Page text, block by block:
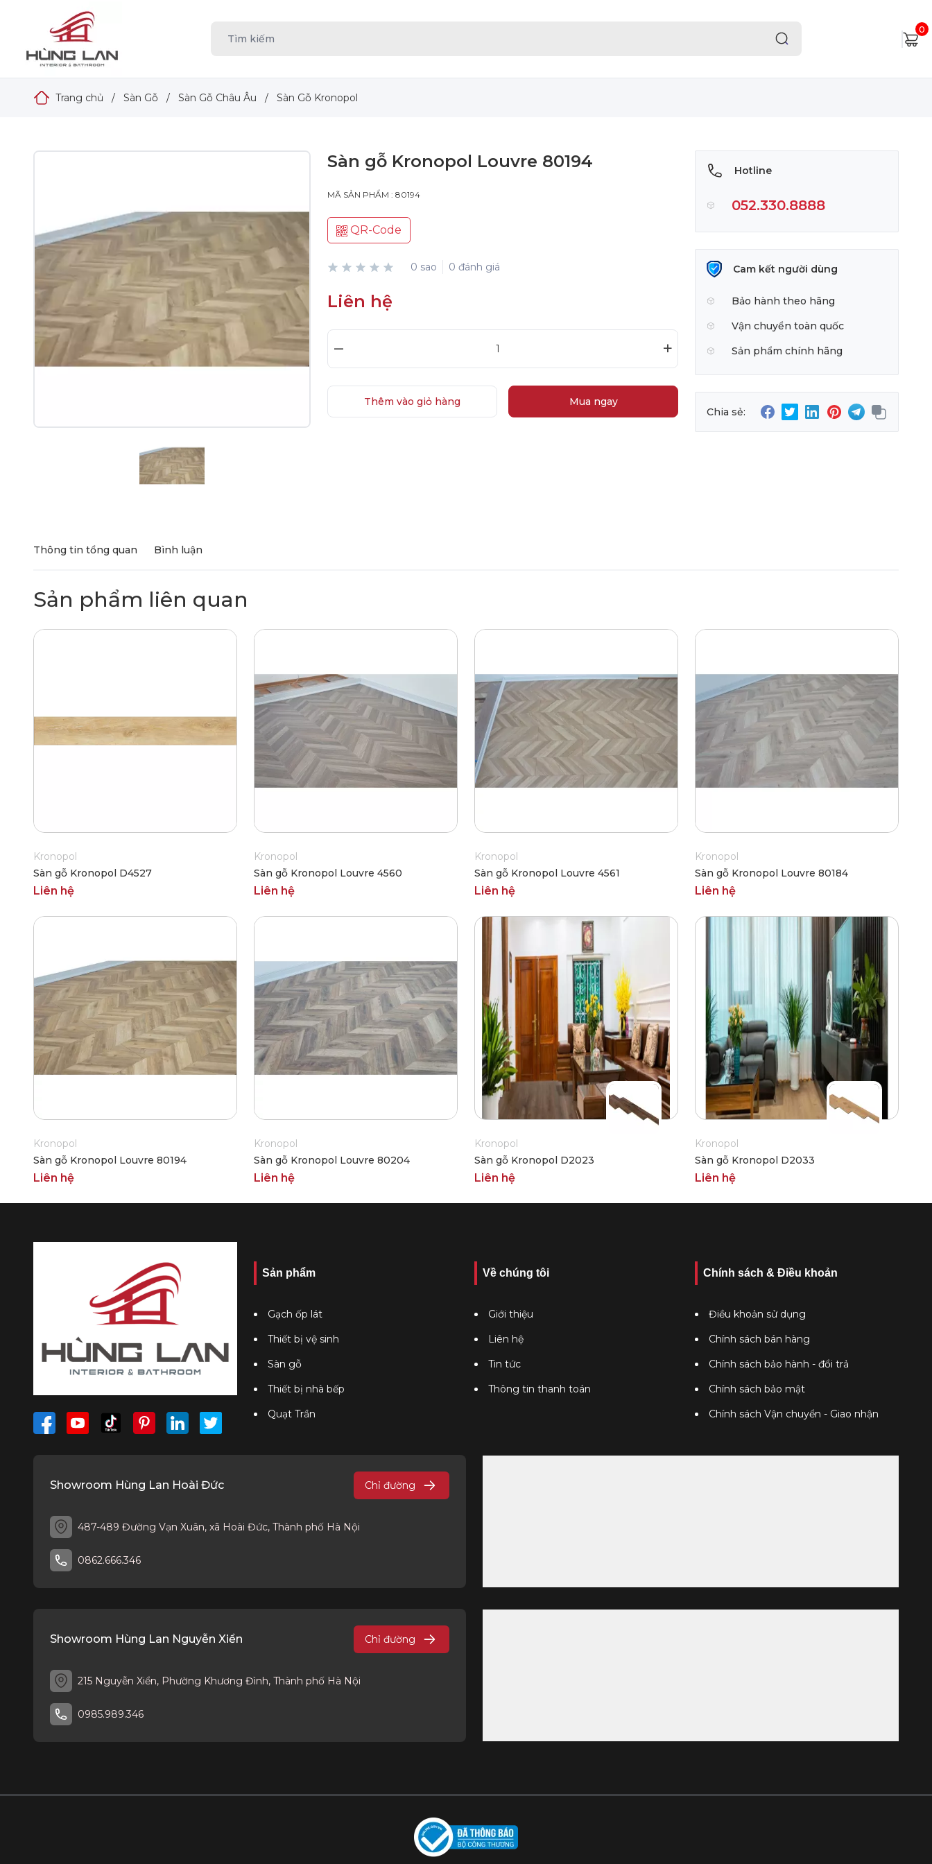
0
Trang chủ / Sàn Gỗ / Sàn Gỗ Châu Âu / Sàn Gỗ Kronopol
Sàn gỗ Kronopol Louvre 80194
MÃ SẢN PHẨM : 80194
QR-Code
0 sao 0 đánh giá
Liên hệ
– +
Thêm vào giỏ hàng Mua ngay
Hotline
052.330.8888
Cam kết người dùng
Bảo hành theo hãng
Vận chuyển toàn quốc
Sản phẩm chính hãng
Chia sẻ:
Thông tin tổng quan Bình luận
Sản phẩm liên quan
Kronopol
Sàn gỗ Kronopol D4527
Liên hệ
Kronopol
Sàn gỗ Kronopol Louvre 4560
Liên hệ
Kronopol
Sàn gỗ Kronopol Louvre 4561
Liên hệ
Kronopol
Sàn gỗ Kronopol Louvre 80184
Liên hệ
Kronopol
Sàn gỗ Kronopol Louvre 80194
Liên hệ
Kronopol
Sàn gỗ Kronopol Louvre 80204
Liên hệ
Kronopol
Sàn gỗ Kronopol D2023
Liên hệ
Kronopol
Sàn gỗ Kronopol D2033
Liên hệ
Sản phẩm
Gạch ốp lát
Thiết bị vệ sinh
Sàn gỗ
Thiết bị nhà bếp
Quạt Trần
Về chúng tôi
Giới thiệu
Liên hệ
Tin tức
Thông tin thanh toán
Chính sách & Điều khoản
Điều khoản sử dụng
Chính sách bán hàng
Chính sách bảo hành - đổi trả
Chính sách bảo mật
Chính sách Vận chuyển - Giao nhận
Showroom Hùng Lan Hoài Đức Chỉ đường
487-489 Đường Vạn Xuân, xã Hoài Đức, Thành phố Hà Nội
0862.666.346
Showroom Hùng Lan Nguyễn Xiển Chỉ đường
215 Nguyễn Xiển, Phường Khương Đình, Thành phố Hà Nội
0985.989.346